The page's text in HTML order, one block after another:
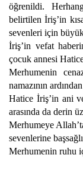
öğrenildi.
belirtilen İriş’in
sevenleri için
İriş’in vefat
çocuk annesi
Merhumenin
namazının
Hatice İriş’in ani
arasında da derin
Merhumeye
sevenlerine
Merhumenin ruhu